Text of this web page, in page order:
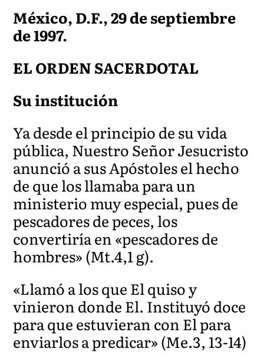
México, D.F., 29 de septiembre
de 1997.
EL ORDEN SACERDOTAL
Su institución
Ya desde el principio de su vida
pública, Nuestro Señor Jesucristo
anunció a sus Apóstoles el hecho
de que los llamaba para un
ministerio muy especial, pues de
pescadores de peces, los
convertiría en «pescadores de
hombres» (Mt.4,1 g).
«Llamó a los que El quiso y
vinieron donde El. Instituyó doce
para que estuvieran con El para
enviarlos a predicar» (Me.3, 13-14)